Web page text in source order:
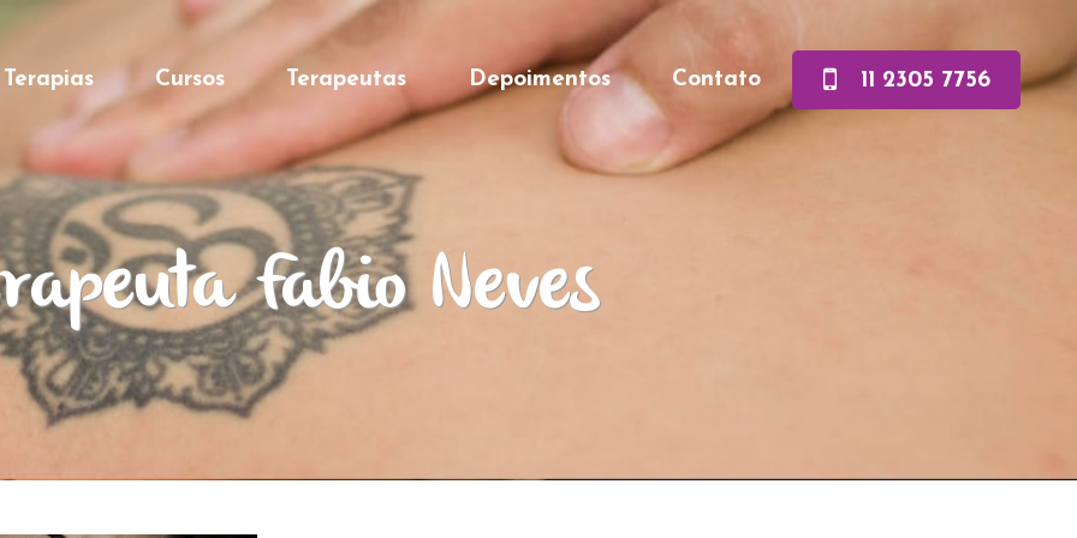
Terapias Cursos Terapeutas Depoimentos Contato 11 2305 7756
Fabio Neves